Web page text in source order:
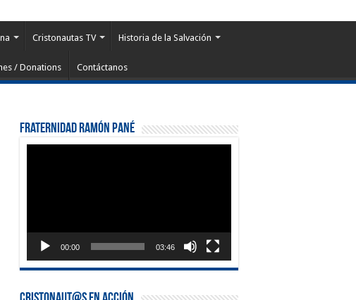
Cristonautas TV Historia de la Salvación
/ Donations Contáctanos
Fraternidad Ramón Pané
00:00 03:46